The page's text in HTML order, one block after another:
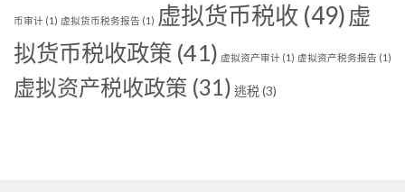
币审计 (1) 虚拟货币税务报告 (1) 虚拟货币税收 (49) 虚
拟货币税收政策 (41) 虚拟资产审计 (1) 虚拟资产税务报告 (1)
虚拟资产税收政策 (31) 逃税 (3)